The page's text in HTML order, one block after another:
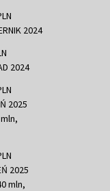
2024
2024
2025
2025
mln,